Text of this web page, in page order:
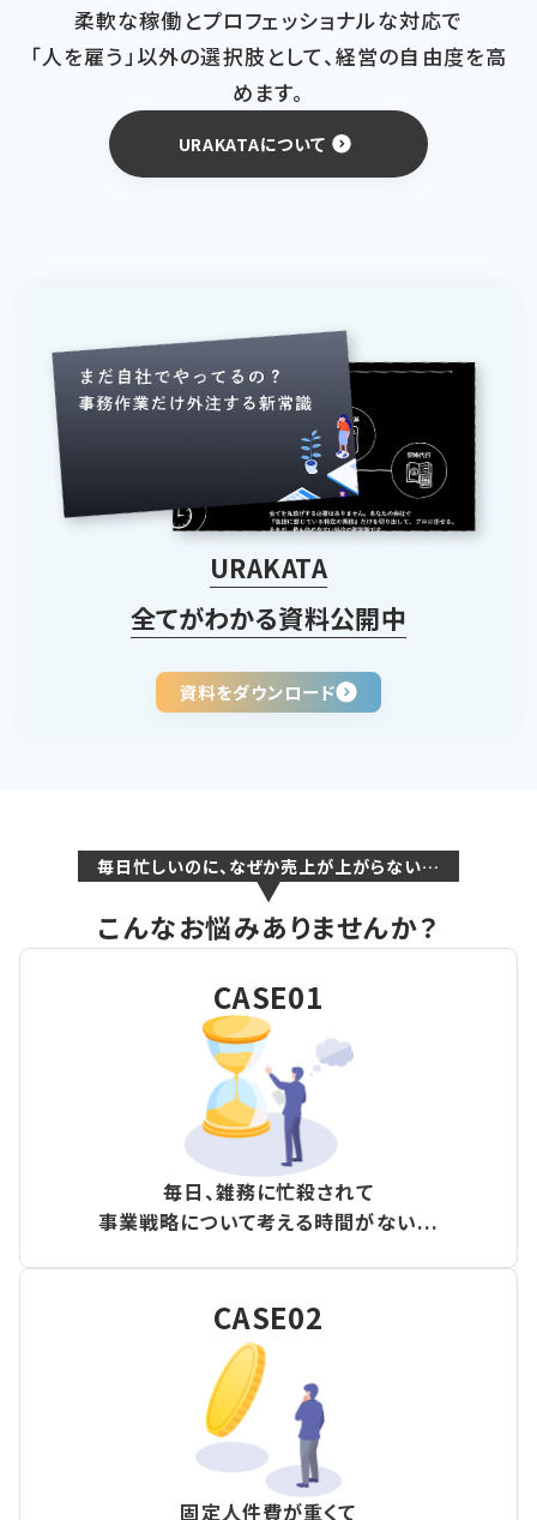
柔軟な稼働とプロフェッショナルな対応で
「人を雇う」以外の選択肢として、経営の自由度を高
めます。
URAKATAについて
URAKATA
全てがわかる資料公開中
資料をダウンロード
毎日忙しいのに、なぜか売上が上がらない…
こんなお悩みありませんか？
CASE01
毎日、雑務に忙殺されて
事業戦略について考える時間がない...
CASE02
固定人件費が重くて